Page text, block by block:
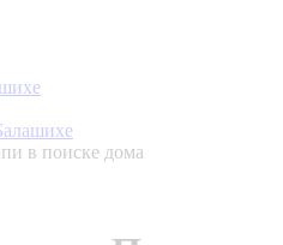
в поиске дома